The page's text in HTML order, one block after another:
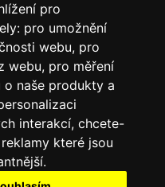
pro
pro umožnění
webu, pro
webu, pro měření
o naše produkty a
interakcí, chcete-
které jsou
.
zlata, kombinace
zirkon/bez
šína. K
Jablonec nad Nisou,